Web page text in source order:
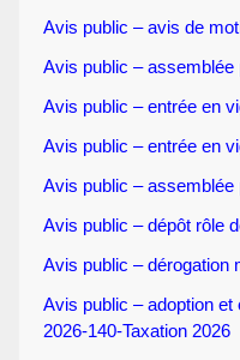
Avis public – avis de
Avis public – assemblée
Avis public – entrée en
Avis public – entrée en
Avis public – assemblée
Avis public – dépôt rôle
Avis public – dérogation
Avis public – adoption
2026-140-Taxation 2026